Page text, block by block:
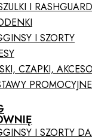
I
I SZORTY
CZAPKI,
PROMOCYJNE
I SZORTY